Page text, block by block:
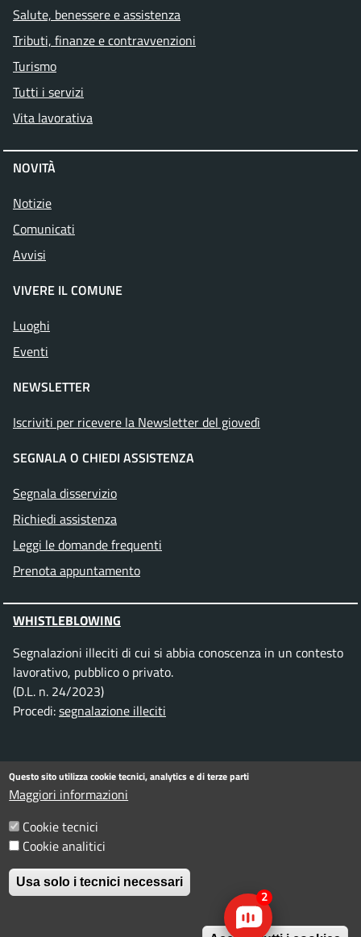
Salute, benessere e assistenza
Tributi, finanze e contravvenzioni
Turismo
Tutti i servizi
Vita lavorativa
NOVITÀ
Notizie
Comunicati
Avvisi
VIVERE IL COMUNE
Luoghi
Eventi
NEWSLETTER
Iscriviti per ricevere la Newsletter del giovedì
SEGNALA O CHIEDI ASSISTENZA
Segnala disservizio
Richiedi assistenza
Leggi le domande frequenti
Prenota appuntamento
WHISTLEBLOWING
Segnalazioni illeciti di cui si abbia conoscenza in un contesto
lavorativo, pubblico o privato.
(D.L. n. 24/2023)
Procedi:segnalazione illeciti
SEGUICI SU
Facebook
Instagram
Telegram
TwitterWhatsApp
YouTube
Menu piè di pagina
Informativa privacy
Note legali
Dichiarazione di accessibilità
Questo sito utilizza cookie tecnici, analytics e di terze parti
Maggiori informazioni
Cookie tecnici
Cookie analitici
Usa solo i tecnici necessari
2